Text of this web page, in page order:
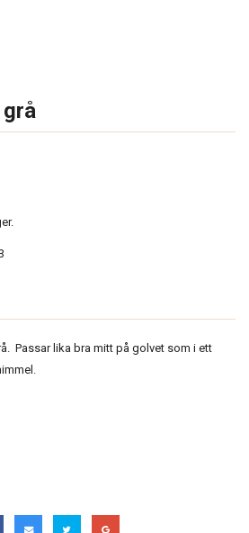
Passar lika bra mitt på golvet som i ett
en sänghimmel.